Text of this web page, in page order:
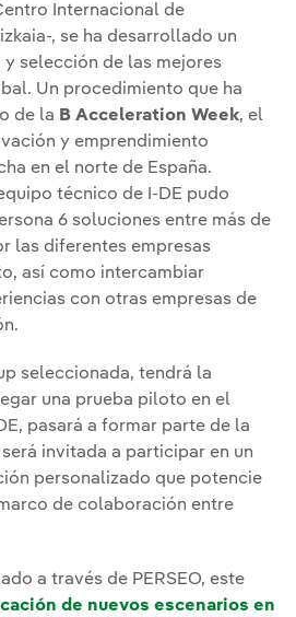
Internacional de
, se ha desarrollado un
selección de las mejores
Un procedimiento que ha
de la B Acceleration Week, el
y emprendimiento
en el norte de España.
técnico de I-DE pudo
6 soluciones entre más de
las diferentes empresas
así como intercambiar
con otras empresas de
seleccionada, tendrá la
una prueba piloto en el
pasará a formar parte de la
invitada a participar en un
personalizado que potencie
de colaboración entre
a través de PERSEO, este
de nuevos escenarios en